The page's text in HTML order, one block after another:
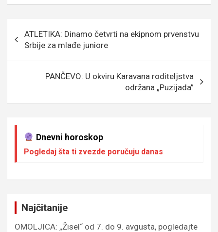
ce
o
o
tt ail s
a
g
e
se
g
er
er at
A
p
p
p
чланка
ATLETIKA: Dinamo četvrti na ekipnom prvenstvu
Srbije za mlađe juniore
PANČEVO: U okviru Karavana roditeljstva
održana „Puzijada”
Dnevni horoskop
Pogledaj šta ti zvezde poručuju danas
Najčitanije
OMOLJICA: „Žisel“ od 7. do 9. avgusta, pogledajte